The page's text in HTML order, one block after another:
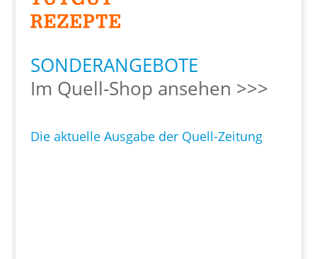
SONDERANGEBOTE
Im Quell-Shop ansehen >>>
Die aktuelle Ausgabe der Quell-Zeitung